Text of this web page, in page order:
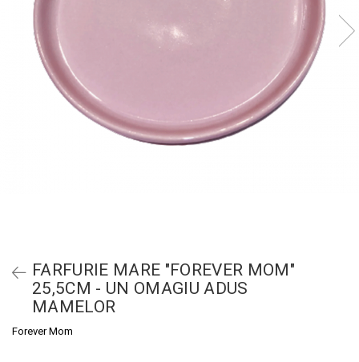
FARFURIE MARE "FOREVER MOM"
25,5CM - UN OMAGIU ADUS
MAMELOR
Forever Mom